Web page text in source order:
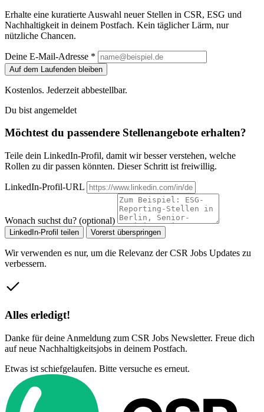
Erhalte eine kuratierte Auswahl neuer Stellen in CSR, ESG und
Nachhaltigkeit in deinem Postfach. Kein täglicher Lärm, nur
nützliche Chancen.
Deine E-Mail-Adresse *
Auf dem Laufenden bleiben
Kostenlos. Jederzeit abbestellbar.
Du bist angemeldet
Möchtest du passendere Stellenangebote erhalten?
Teile dein LinkedIn-Profil, damit wir besser verstehen, welche
Rollen zu dir passen könnten. Dieser Schritt ist freiwillig.
LinkedIn-Profil-URL
Wonach suchst du? (optional)
LinkedIn-Profil teilen Vorerst überspringen
Wir verwenden es nur, um die Relevanz der CSR Jobs Updates zu
verbessern.
Alles erledigt!
Danke für deine Anmeldung zum CSR Jobs Newsletter. Freue dich
auf neue Nachhaltigkeitsjobs in deinem Postfach.
Etwas ist schiefgelaufen. Bitte versuche es erneut.